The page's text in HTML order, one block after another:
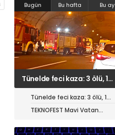
Bugün
Bu hafta Bu ay
TEKNOFEST Mavi Vatan
öncesi toplantı yapıldı
Tünelde feci kaza: 3 ölü, 1
ağır yaralı
TEKNOFEST Mavi Vatan